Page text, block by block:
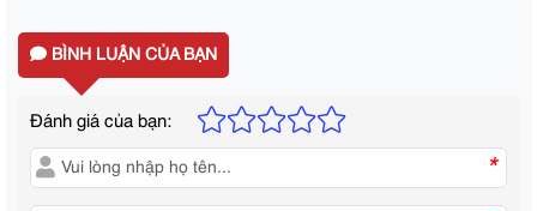
BÌNH LUẬN CỦA BẠN
Đánh giá của bạn:
*